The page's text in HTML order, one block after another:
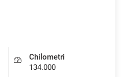
Chilometri
134.000